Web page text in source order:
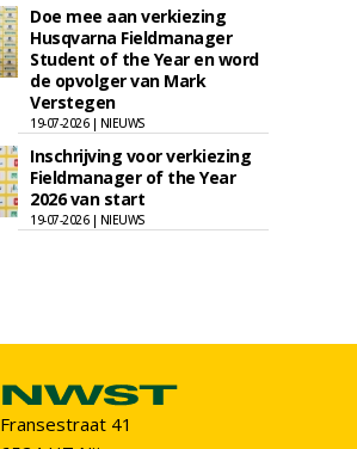
Doe mee aan verkiezing
Husqvarna Fieldmanager
Student of the Year en word
de opvolger van Mark
Verstegen
19-07-2026 | NIEUWS
Inschrijving voor verkiezing
Fieldmanager of the Year
2026 van start
19-07-2026 | NIEUWS
Fransestraat 41